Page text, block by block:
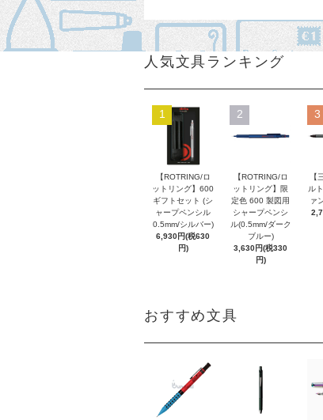
人気文具ランキング
1
【ROTRING/ロ
ットリング】600
ギフトセット (シ
ャープペンシル
0.5mm/シルバー)
6,930円(税630
円)
2
【ROTRING/ロ
ットリング】限
定色 600 製図用
シャープペンシ
ル(0.5mm/ダーク
ブルー)
3,630円(税330
円)
3
【
ル
ァ
おすすめ文具